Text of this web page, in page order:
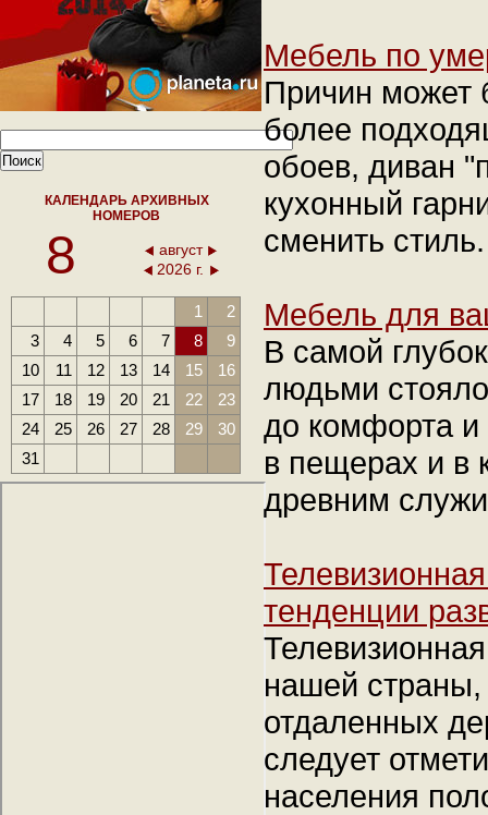
КАЛЕНДАРЬ АРХИВНЫХ
НОМЕРОВ
8
август
2026 г.
1
2
3
4 5 6 7 8
9
10
11 12 13 14 15
16
17
18 19 20 21 22
23
24
25 26 27 28 29
30
31
Мебель по
Причин может
более
обоев, диван
кухонный
сменить стиль.
Мебель для
В самой
людьми
до комфорта
в пещерах и в
древним
тенденции
нашей страны,
отдаленных
следует
населения